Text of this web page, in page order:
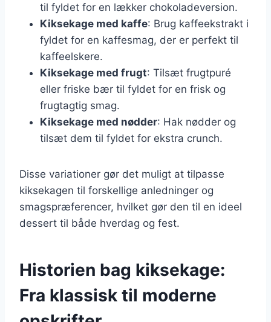
til fyldet for en lækker chokoladeversion.
Kiksekage med kaffe: Brug kaffeekstrakt i
fyldet for en kaffesmag, der er perfekt til
kaffeelskere.
Kiksekage med frugt: Tilsæt frugtpuré
eller friske bær til fyldet for en frisk og
frugtagtig smag.
Kiksekage med nødder: Hak nødder og
tilsæt dem til fyldet for ekstra crunch.
Disse variationer gør det muligt at tilpasse
kiksekagen til forskellige anledninger og
smagspræferencer, hvilket gør den til en ideel
dessert til både hverdag og fest.
Historien bag kiksekage:
Fra klassisk til moderne